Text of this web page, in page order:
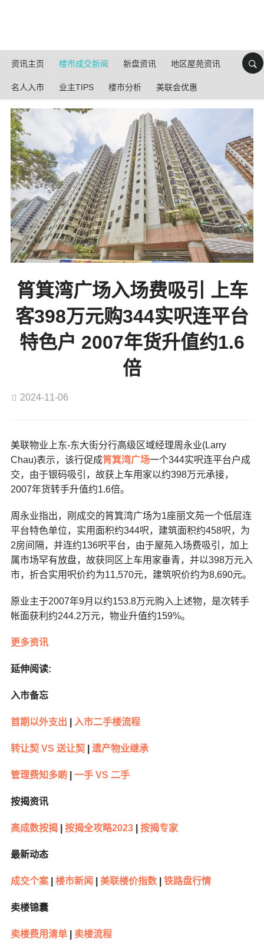
资讯主页 楼市成交新闻 新盘资讯 地区屋苑资讯
名人入市 业主TIPS 楼市分析 美联会优惠
筲箕湾广场入场费吸引 上车
客398万元购344实呎连平台
特色户 2007年货升值约1.6
倍
2024-11-06
美联物业上东-东大街分行高级区域经理周永业(Larry
Chau)表示，该行促成筲箕湾广场一个344实呎连平台户成
交，由于银码吸引，故获上车用家以约398万元承接，
2007年货转手升值约1.6倍。
周永业指出，刚成交的筲箕湾广场为1座丽文苑一个低层连
平台特色单位，实用面积约344呎，建筑面积约458呎，为
2房间隔，并连约136呎平台，由于屋苑入场费吸引，加上
属市场罕有放盘，故获同区上车用家垂青，并以398万元入
市，折合实用呎价约为11,570元，建筑呎价约为8,690元。
原业主于2007年9月以约153.8万元购入上述物，是次转手
帐面获利约244.2万元，物业升值约159%。
更多资讯
延伸阅读:
入市备忘
首期以外支出 入市二手楼流程
转让契 VS 送让契| 遗产物业继承
管理费知多啲| 一手 VS 二手
按揭资讯
高成数按揭| 按揭全攻略2023| 按揭专家
最新动态
成交个案| 楼市新闻 美联楼价指数| 铁路盘行情
卖楼锦囊
卖楼费用清单| 卖楼流程